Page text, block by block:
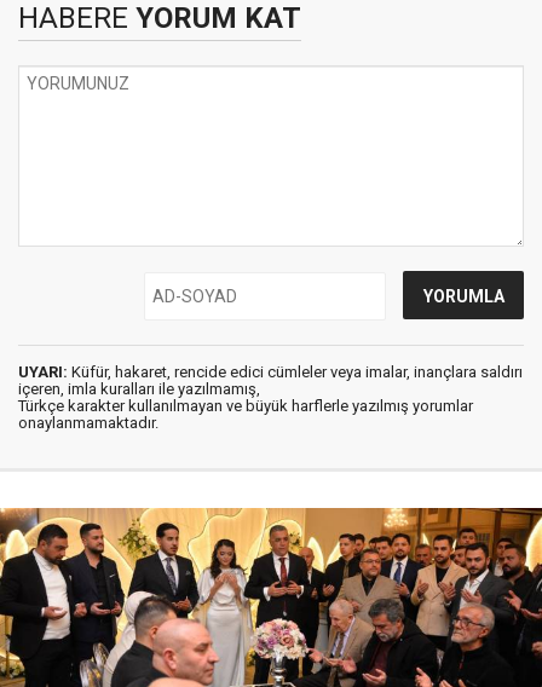
HABERE YORUM KAT
UYARI: Küfür, hakaret, rencide edici cümleler veya imalar, inançlara saldırı
içeren, imla kuralları ile yazılmamış,
Türkçe karakter kullanılmayan ve büyük harflerle yazılmış yorumlar
onaylanmamaktadır.